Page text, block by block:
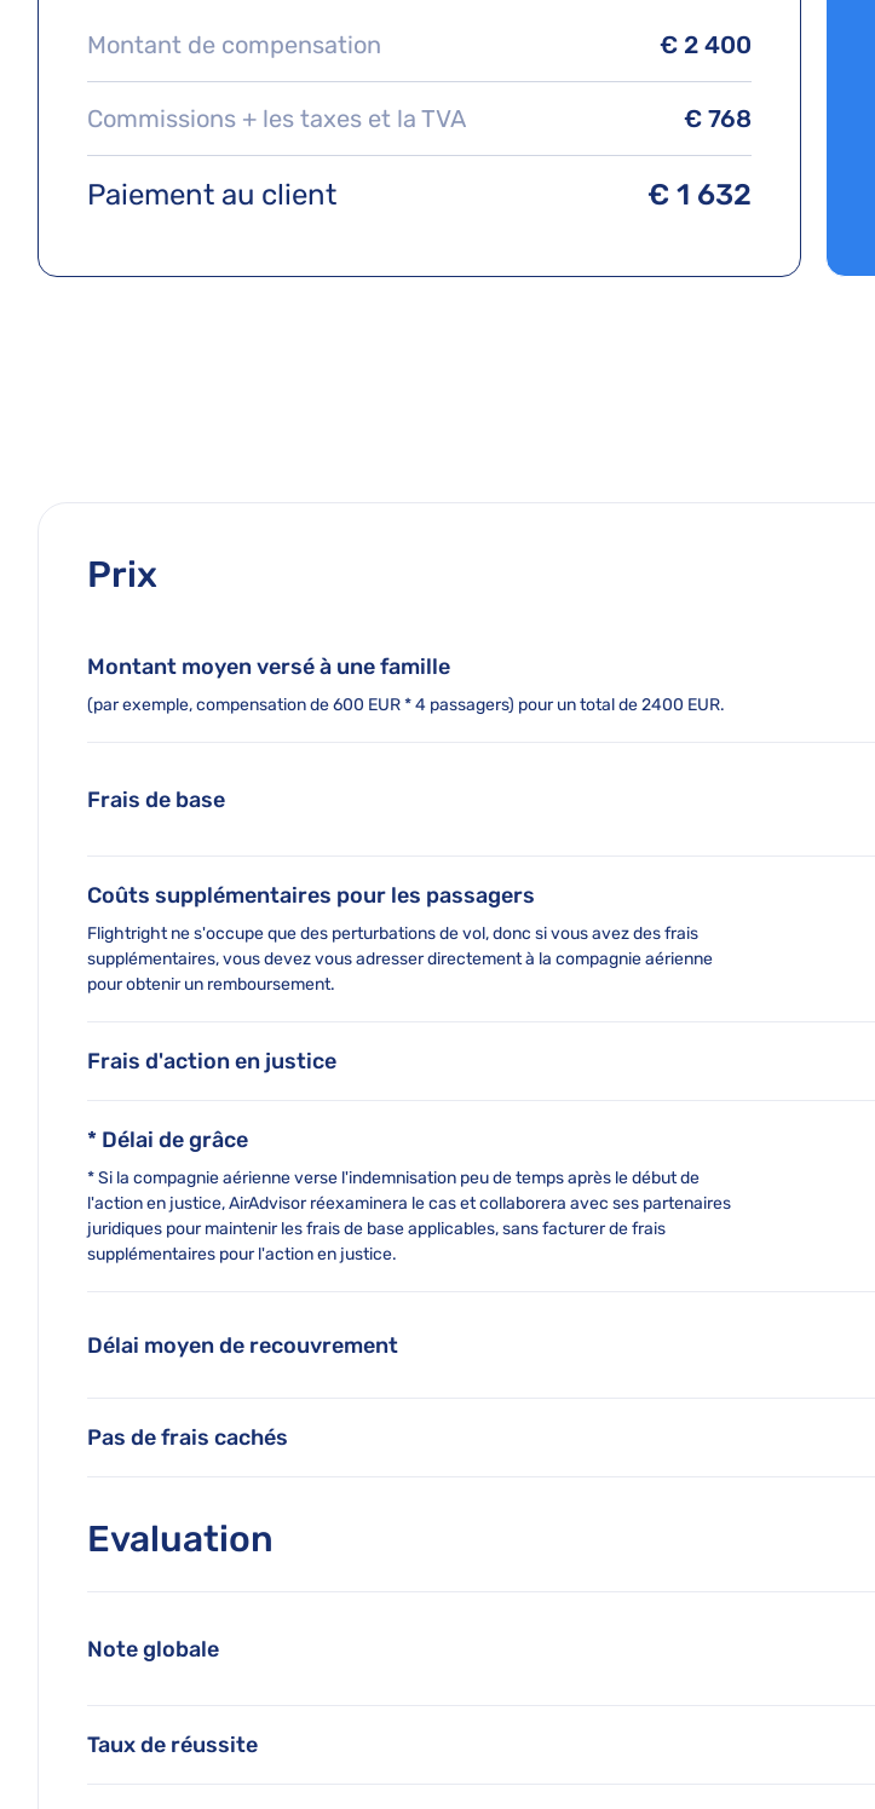
Montant de compensation € 2 400
Commissions + les taxes et la TVA € 768
Paiement au client € 1 632
Prix
Montant moyen versé à une famille
(par exemple, compensation de 600 EUR * 4 passagers) pour un total de 2400 EUR.
Frais de base
Coûts supplémentaires pour les passagers
Flightright ne s'occupe que des perturbations de vol, donc si vous avez des frais
supplémentaires, vous devez vous adresser directement à la compagnie aérienne
pour obtenir un remboursement.
Frais d'action en justice
* Délai de grâce
* Si la compagnie aérienne verse l'indemnisation peu de temps après le début de
l'action en justice, AirAdvisor réexaminera le cas et collaborera avec ses partenaires
juridiques pour maintenir les frais de base applicables, sans facturer de frais
supplémentaires pour l'action en justice.
Délai moyen de recouvrement
Pas de frais cachés
Evaluation
Note globale
Taux de réussite